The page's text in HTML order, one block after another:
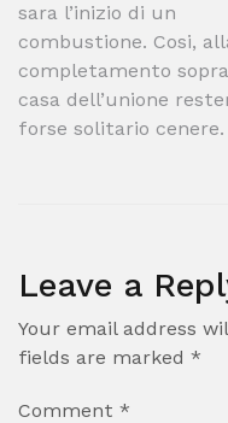
sara l’inizio di un
combustione. Cosi,
completamento sopra
casa dell’unione
forse solitario cenere.
Leave a
Your email address
fields are marked *
Comment *